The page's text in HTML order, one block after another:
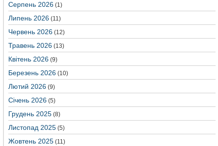
Серпень 2026 (1)
Липень 2026 (11)
Червень 2026 (12)
Травень 2026 (13)
Квітень 2026 (9)
Березень 2026 (10)
Лютий 2026 (9)
Січень 2026 (5)
Грудень 2025 (8)
Листопад 2025 (5)
Жовтень 2025 (11)